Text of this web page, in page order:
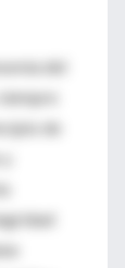
del
de